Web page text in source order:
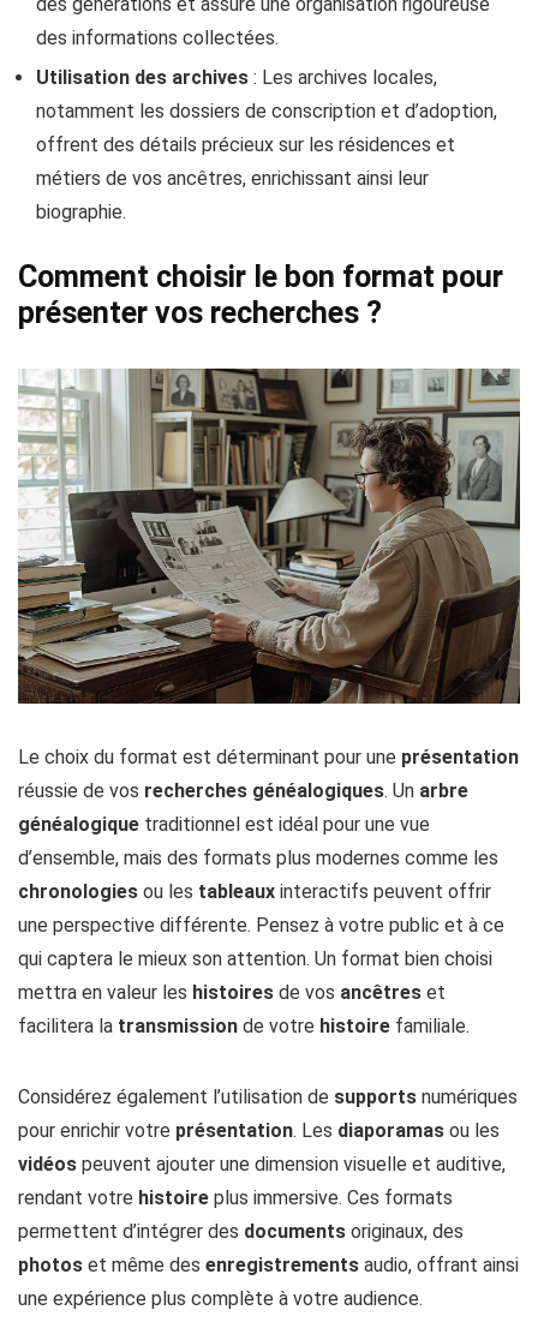
des informations collectées.
Utilisation des archives : Les archives locales,
notamment les dossiers de conscription et d’adoption,
offrent des détails précieux sur les résidences et
métiers de vos ancêtres, enrichissant ainsi leur
biographie.
Comment choisir le bon format pour
présenter vos recherches ?
Le choix du format est déterminant pour une présentation
réussie de vos recherches généalogiques. Un arbre
généalogique traditionnel est idéal pour une vue
d’ensemble, mais des formats plus modernes comme les
chronologies ou les tableaux interactifs peuvent offrir
une perspective différente. Pensez à votre public et à ce
qui captera le mieux son attention. Un format bien choisi
mettra en valeur les histoires de vos ancêtres et
facilitera la transmission de votre histoire familiale.
Considérez également l’utilisation de supports numériques
pour enrichir votre présentation. Les diaporamas ou les
vidéos peuvent ajouter une dimension visuelle et auditive,
rendant votre histoire plus immersive. Ces formats
permettent d’intégrer des documents originaux, des
photos et même des enregistrements audio, offrant ainsi
une expérience plus complète à votre audience.